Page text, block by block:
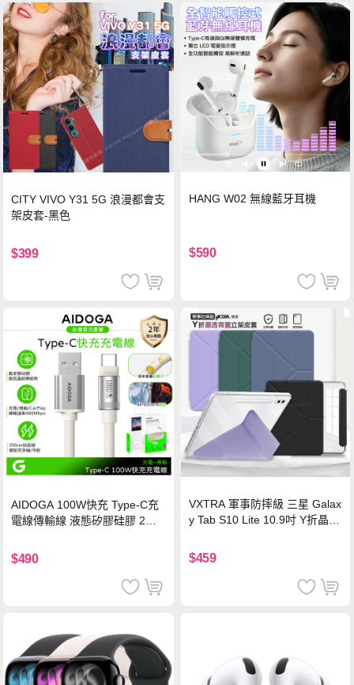
CITY VIVO Y31 5G 浪漫都會支
架皮套-黑色
$399
HANG W02 無線藍牙耳機
$590
AIDOGA 100W快充 Type-C充
電線傳輸線 液態矽膠硅膠 2M
$490
VXTRA 軍事防摔級 三星 Galax
y Tab S10 Lite 10.9吋 Y折晶透
$459